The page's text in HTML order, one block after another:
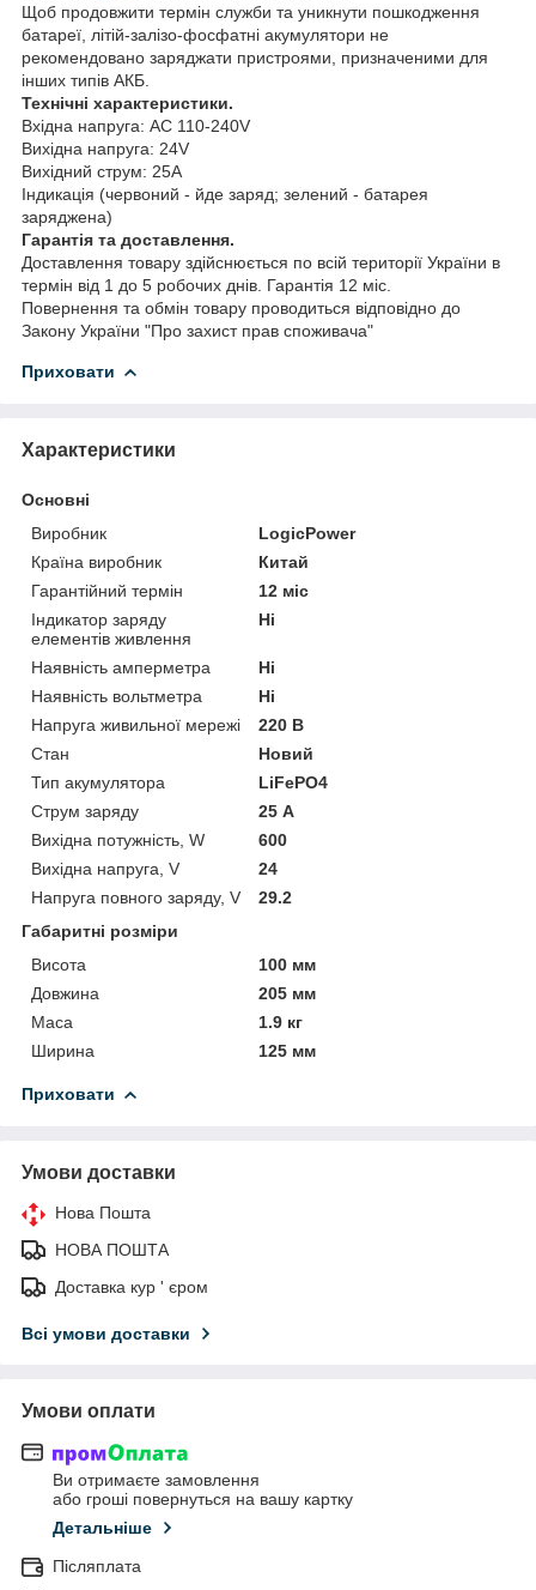
Щоб продовжити термін служби та уникнути пошкодження
батареї, літій-залізо-фосфатні акумулятори не
рекомендовано заряджати пристроями, призначеними для
інших типів АКБ.
Технічні характеристики.
Вхідна напруга: AC 110-240V
Вихідна напруга: 24V
Вихідний струм: 25A
Індикація (червоний - йде заряд; зелений - батарея
заряджена)
Гарантія та доставлення.
Доставлення товару здійснюється по всій території України в
термін від 1 до 5 робочих днів. Гарантія 12 міс.
Повернення та обмін товару проводиться відповідно до
Закону України "Про захист прав споживача"
Приховати
Характеристики
Основні
Виробник
LogicPower
Країна виробник
Китай
Гарантійний термін
12 міс
Індикатор заряду
елементів живлення
Ні
Наявність амперметра
Ні
Наявність вольтметра
Ні
Напруга живильної мережі
220 В
Стан
Новий
Тип акумулятора
LiFePO4
Струм заряду
25 А
Вихідна потужність, W
600
Вихідна напруга, V
24
Напруга повного заряду, V
29.2
Габаритні розміри
Висота
100 мм
Довжина
205 мм
Маса
1.9 кг
Ширина
125 мм
Приховати
Умови доставки
Нова Пошта
НОВА ПОШТА
Доставка кур ' єром
Всі умови доставки
Умови оплати
Ви отримаєте замовлення
або гроші повернуться на вашу картку
Детальніше
Післяплата